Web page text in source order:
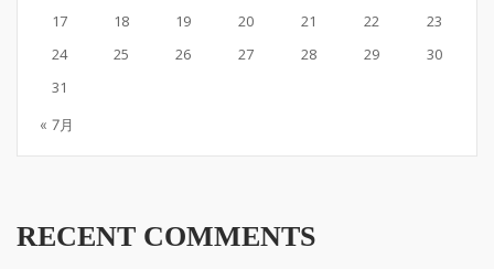
17
18 19 20 21 22
23
24
25 26 27 28 29
30
31
« 7月
RECENT COMMENTS